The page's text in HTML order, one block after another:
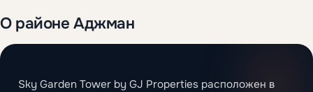
О районе Аджман
Sky Garden Tower by GJ Properties расположен в